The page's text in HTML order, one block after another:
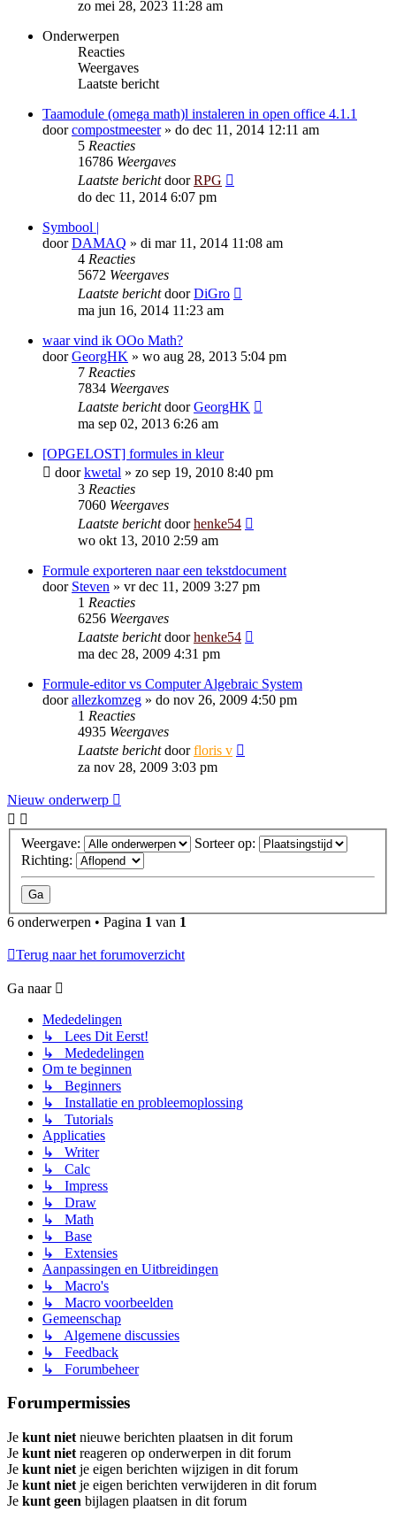
zo mei 28, 2023 11:28 am
Onderwerpen
Reacties
Weergaves
Laatste bericht
Taamodule (omega math)l instaleren in open office 4.1.1
doorcompostmeester» do dec 11, 2014 12:11 am
5 Reacties
16786 Weergaves
Laatste berichtdoorRPG
do dec 11, 2014 6:07 pm
Symbool |
doorDAMAQ » di mar 11, 2014 11:08 am
4 Reacties
5672 Weergaves
Laatste berichtdoorDiGro
ma jun 16, 2014 11:23 am
waar vind ik OOo Math?
doorGeorgHK » wo aug 28, 2013 5:04 pm
7 Reacties
7834 Weergaves
Laatste berichtdoorGeorgHK
ma sep 02, 2013 6:26 am
[OPGELOST] formules in kleur
doorkwetal » zo sep 19, 2010 8:40 pm
3 Reacties
7060 Weergaves
Laatste berichtdoorhenke54
wo okt 13, 2010 2:59 am
Formule exporteren naar een tekstdocument
door Steven » vr dec 11, 2009 3:27 pm
1 Reacties
6256 Weergaves
Laatste berichtdoorhenke54
ma dec 28, 2009 4:31 pm
Formule-editor vs Computer Algebraic System
doorallezkomzeg » do nov 26, 2009 4:50 pm
1 Reacties
4935 Weergaves
Laatste berichtdoorfloris v
za nov 28, 2009 3:03 pm
Nieuw onderwerp
Weergave:
Sorteer op:
Richting:
6 onderwerpen • Pagina 1 van 1
Terug naar het forumoverzicht
Ga naar
Mededelingen
↳ Lees Dit Eerst!
↳ Mededelingen
Om te beginnen
↳ Beginners
↳ Installatie en probleemoplossing
↳ Tutorials
Applicaties
↳ Writer
↳ Calc
↳ Impress
↳ Draw
↳ Math
↳ Base
↳ Extensies
Aanpassingen en Uitbreidingen
↳ Macro's
↳ Macro voorbeelden
Gemeenschap
↳ Algemene discussies
↳ Feedback
↳ Forumbeheer
Forumpermissies
Je kunt niet nieuwe berichten plaatsen in dit forum
Je kunt niet reageren op onderwerpen in dit forum
Je kunt niet je eigen berichten wijzigen in dit forum
Je kunt niet je eigen berichten verwijderen in dit forum
Je kunt geen bijlagen plaatsen in dit forum